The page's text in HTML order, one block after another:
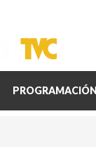
PROGRAMACIÓN